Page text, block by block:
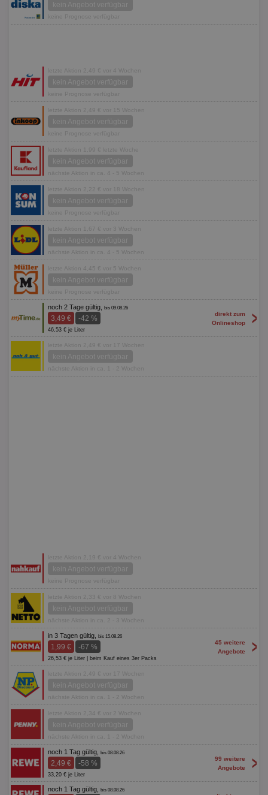
kein Angebot verfügbar
keine Prognose verfügbar
letzte Aktion 2,49 € vor 4 Wochen
kein Angebot verfügbar
keine Prognose verfügbar
letzte Aktion 2,49 € vor 15 Wochen
kein Angebot verfügbar
keine Prognose verfügbar
letzte Aktion 1,99 € letzte Woche
kein Angebot verfügbar
nächste Aktion in ca. 4 - 5 Wochen
letzte Aktion 2,22 € vor 18 Wochen
kein Angebot verfügbar
keine Prognose verfügbar
letzte Aktion 1,67 € vor 3 Wochen
kein Angebot verfügbar
nächste Aktion in ca. 4 - 5 Wochen
letzte Aktion 4,45 € vor 5 Wochen
kein Angebot verfügbar
keine Prognose verfügbar
noch 2 Tage gültig, bis 09.08.26
3,49 € -42 %
46,53 € je Liter
direkt zum
Onlineshop
>
letzte Aktion 2,49 € vor 17 Wochen
kein Angebot verfügbar
nächste Aktion in ca. 1 - 2 Wochen
letzte Aktion 2,19 € vor 4 Wochen
kein Angebot verfügbar
keine Prognose verfügbar
letzte Aktion 2,33 € vor 8 Wochen
kein Angebot verfügbar
nächste Aktion in ca. 2 - 3 Wochen
in 3 Tagen gültig, bis 15.08.26
1,99 € -67 %
26,53 € je Liter | beim Kauf eines 3er Packs
45 weitere
Angebote
>
letzte Aktion 2,49 € vor 17 Wochen
kein Angebot verfügbar
nächste Aktion in ca. 1 - 2 Wochen
letzte Aktion 2,34 € vor 2 Wochen
kein Angebot verfügbar
nächste Aktion in ca. 1 - 2 Wochen
noch 1 Tag gültig, bis 08.08.26
2,49 € -58 %
33,20 € je Liter
99 weitere
Angebote
>
noch 1 Tag gültig, bis 08.08.26